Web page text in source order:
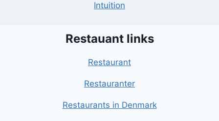
Intuition
Restauant links
Restaurant
Restauranter
Restaurants in Denmark